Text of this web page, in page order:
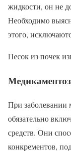
жидкости, он не
Необходимо
этого,
Песок из почек
При заболевании
обязательно
средств. Они
конкрементов,